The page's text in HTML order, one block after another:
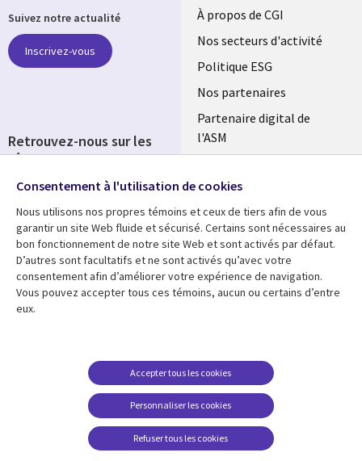
Useful
links
FRANCE
À propos de CGI
Nos secteurs d'activité
Politique ESG
Nos partenaires
Partenaire digital de
l'ASM
Fusions
Ressources
Library
Links
Articles
Blog
Support
Legal
Accessibilité
conditions juridiques
FAQ Carrières
Centre de gestion des
témoins
Suivez notre actualité
Inscrivez-vous
Retrouvez-nous sur les
réseaux
Social
Media
FRANCE
Consentement à l'utilisation de cookies
Nous utilisons nos propres témoins et ceux de tiers afin de vous
garantir un site Web fluide et sécurisé. Certains sont nécessaires au
bon fonctionnement de notre site Web et sont activés par défaut.
D’autres sont facultatifs et ne sont activés qu’avec votre
consentement afin d’améliorer votre expérience de navigation.
Vous pouvez accepter tous ces témoins, aucun ou certains d’entre
eux.
Personnaliser les cookies
Accepter tous les cookies
Refuser tous les cookies